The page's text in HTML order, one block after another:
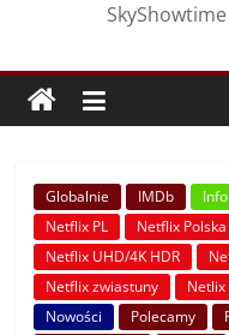
Globalnie IMDb
Netflix PL
Netflix Polska
Netflix UHD/4K HDR
Netflix zwiastuny
Nowości
Polecamy